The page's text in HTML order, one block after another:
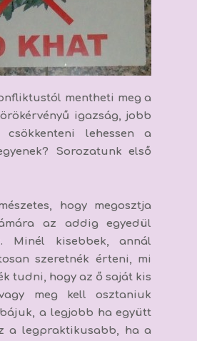
mentheti meg a
igazság, jobb
lehessen a
Sorozatunk első
hogy megosztja
az addig egyedül
Minél kisebbek, annál
szeretnék érteni, mi
tudni, hogy az ő saját kis
meg kell osztaniuk
a legjobb ha együtt
a legpraktikusabb, ha a